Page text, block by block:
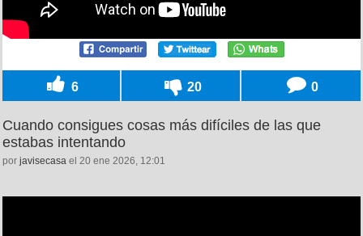
6 20 0
Cuando consigues cosas más difíciles de las que
estabas intentando
por javisecasa el 20 ene 2026, 12:01